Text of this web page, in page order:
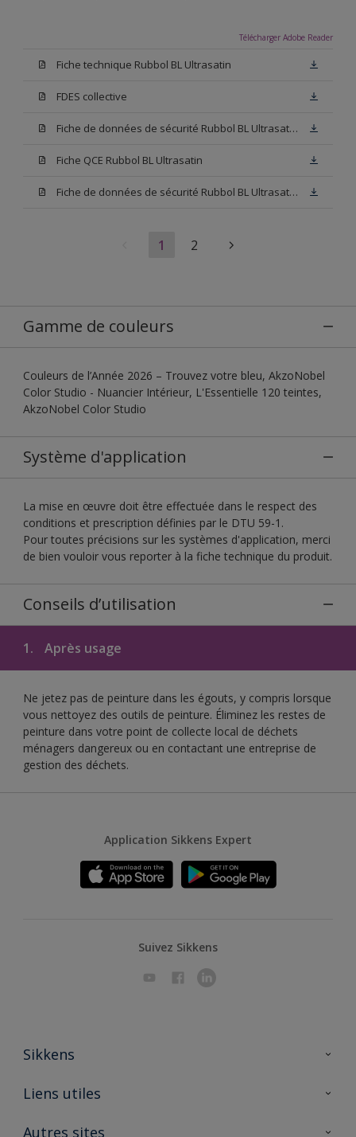
Télécharger Adobe Reader
Fiche technique Rubbol BL Ultrasatin
FDES collective
Fiche de données de sécurité Rubbol BL Ultrasatin Base N00
Fiche QCE Rubbol BL Ultrasatin
Fiche de données de sécurité Rubbol BL Ultrasatin Base W05
1 2
Gamme de couleurs
Couleurs de l’Année 2026 – Trouvez votre bleu, AkzoNobel
Color Studio - Nuancier Intérieur, L'Essentielle 120 teintes,
AkzoNobel Color Studio
Système d'application
La mise en œuvre doit être effectuée dans le respect des
conditions et prescription définies par le DTU 59-1.
Pour toutes précisions sur les systèmes d'application, merci
de bien vouloir vous reporter à la fiche technique du produit.
Conseils d’utilisation
1. Après usage
Ne jetez pas de peinture dans les égouts, y compris lorsque
vous nettoyez des outils de peinture. Éliminez les restes de
peinture dans votre point de collecte local de déchets
ménagers dangereux ou en contactant une entreprise de
gestion des déchets.
Application Sikkens Expert
Suivez Sikkens
Sikkens
A propos de Sikkens
Liens utiles
Ouvrir un magasin PASS
Autres sites